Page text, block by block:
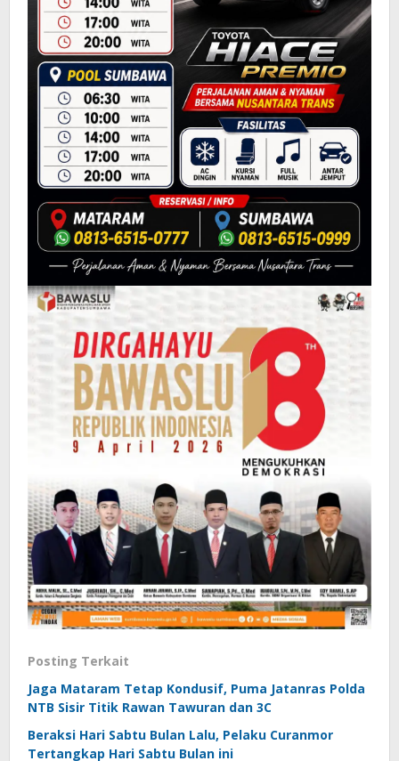
Posting Terkait
Jaga Mataram Tetap Kondusif, Puma Jatanras Polda
NTB Sisir Titik Rawan Tawuran dan 3C
Beraksi Hari Sabtu Bulan Lalu, Pelaku Curanmor
Tertangkap Hari Sabtu Bulan ini